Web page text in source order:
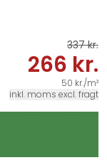
337 kr.
266 kr.
50 kr./m²
inkl. moms excl. fragt